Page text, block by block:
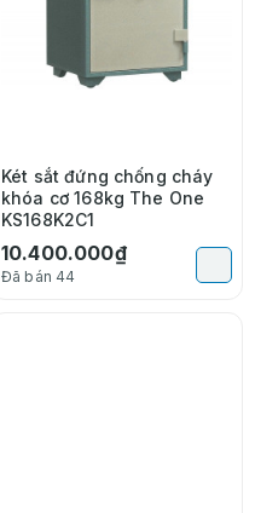
Két sắt đứng chống cháy
khóa cơ 168kg The One
KS168K2C1
10.400.000₫
Đã bán 44